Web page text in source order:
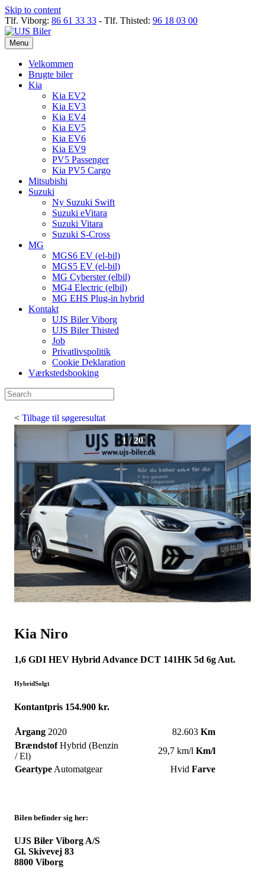
Skip to content
Tlf. Viborg: 86 61 33 33 - Tlf. Thisted: 96 18 03 00
Menu
Velkommen
Brugte biler
Kia
Kia EV2
Kia EV3
Kia EV4
Kia EV5
Kia EV6
Kia EV9
PV5 Passenger
Kia PV5 Cargo
Mitsubishi
Suzuki
Ny Suzuki Swift
Suzuki eVitara
Suzuki Vitara
Suzuki S-Cross
MG
MGS6 EV (el-bil)
MGS5 EV (el-bil)
MG Cyberster (elbil)
MG4 Electric (elbil)
MG EHS Plug-in hybrid
Kontakt
UJS Biler Viborg
UJS Biler Thisted
Job
Privatlivspolitik
Cookie Deklaration
Værkstedsbooking
< Tilbage til søgeresultat
1 /20
Kia Niro
1,6 GDI HEV Hybrid Advance DCT 141HK 5d 6g Aut.
HybridSolgt
Kontantpris 154.900 kr.
Årgang 2020 82.603 Km
BrændstofHybrid (Benzin
/ El)
29,7 km/l Km/l
Geartype Automatgear Hvid Farve
Bilen befinder sig her:
UJS Biler Viborg A/S
Gl. Skivevej 83
8800 Viborg